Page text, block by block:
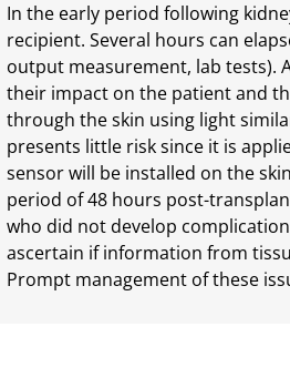
In the early period following
recipient. Several hours can
output measurement, lab tests).
their impact on the patient and
through the skin using light
presents little risk since it is
sensor will be installed on the
period of 48 hours post-
who did not develop
ascertain if information from
Prompt management of these